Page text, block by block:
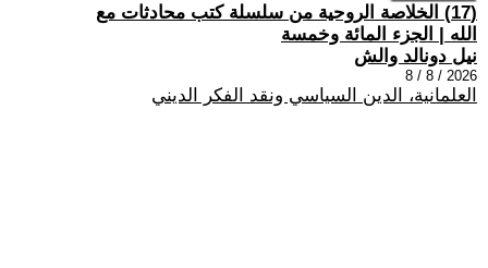
(17) الخلاصة الروحية من سلسلة كتب محادثات مع
الله | الجزء المائة وخمسة
نيل دونالد والش
2026 / 8 / 8
العلمانية، الدين السياسي ونقد الفكر الديني